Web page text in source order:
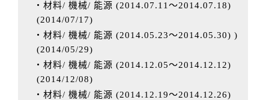
‧材料/ 機械/ 能源 (2014.07.11～2014.07.18)
(2014/07/17)
‧材料/ 機械/ 能源 (2014.05.23～2014.05.30) )
(2014/05/29)
‧材料/ 機械/ 能源 (2014.12.05～2014.12.12)
(2014/12/08)
‧材料/ 機械/ 能源 (2014.12.19～2014.12.26)